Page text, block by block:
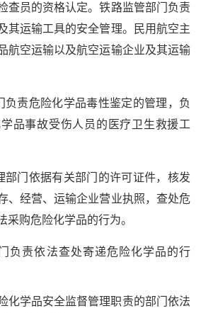
查员的资格认定。铁路监管部门负责
其运输工具的安全管理。民用航空主
航空运输以及航空运输企业及其运输
负责危险化学品毒性鉴定的管理，负
品事故受伤人员的医疗卫生救援工
部门依据有关部门的许可证件，核发
、经营、运输企业营业执照，查处危
采购危险化学品的行为。
负责依法查处寄递危险化学品的行
学品安全监督管理职责的部门依法